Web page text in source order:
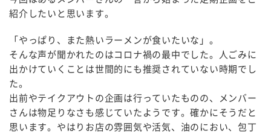
紹介したいと思います。
「やっぱり、また熱いラーメンが食いたいな」。
そんな声が聞かれたのはコロナ禍の最中でした。人ごみに
出かけていくことは世間的にも推奨されていない時期でし
た。
出前やテイクアウトの企画は行っていたものの、メンバー
さんは物足りなさも感じていたようです。確かにそうだと
思います。やはりお店の雰囲気や活気、油のにおい、包丁